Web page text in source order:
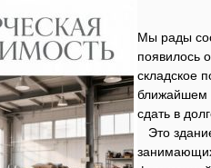
Мы рады
появилось
складское
ближайшем
сдать
Это